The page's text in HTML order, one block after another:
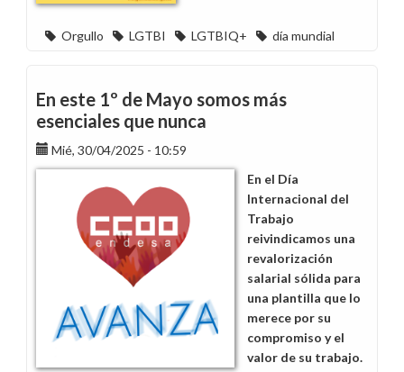
Orgullo LGTBI LGTBIQ+ día mundial
En este 1º de Mayo somos más
esenciales que nunca
Mié, 30/04/2025 - 10:59
En el Día
Internacional del
Trabajo
reivindicamos una
revalorización
salarial sólida para
una plantilla que lo
merece por su
compromiso y el
valor de su trabajo.